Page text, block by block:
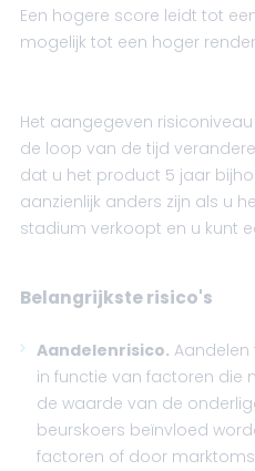
Een hogere score leidt tot
mogelijk tot een hoger
Het aangegeven
de loop van de tijd
dat u het product 5 jaar
aanzienlijk anders zijn als u
stadium verkoopt en u kunt
Belangrijkste risico's
Aandelenrisico. Aandelen
in functie van factoren die
de waarde van de
beurskoers beïnvloed
factoren of door